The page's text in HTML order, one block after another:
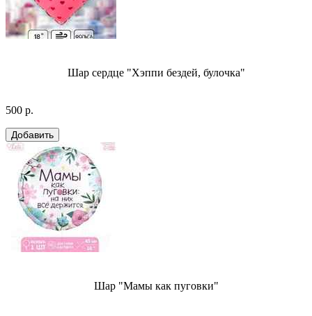
Шар сердце "Хэппи бездей, булочка"
500 р.
Шар "Мамы как пуговки"